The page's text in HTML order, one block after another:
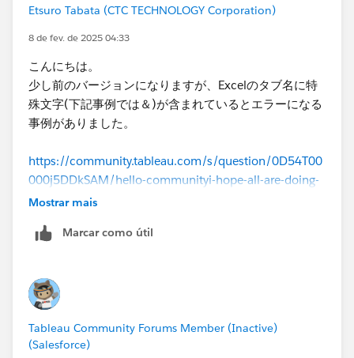
Etsuro Tabata (CTC TECHNOLOGY Corporation)
8 de fev. de 2025 04:33
こんにちは。
少し前のバージョンになりますが、Excelのタブ名に特
殊文字(下記事例では＆)が含まれているとエラーになる
事例がありました。
https://community.tableau.com/s/question/0D54T00
000j5DDkSAM/hello-communityi-hope-all-are-doing-
goodi-have-a-question-regarding-the-new-tableau-
のも良いかもしれません。​
また、最新版のPrep Builderでフローを実行してみるの
も一案です。
Mostrar mais
Marcar como útil
Tableau Community Forums Member (Inactive)
(Salesforce)